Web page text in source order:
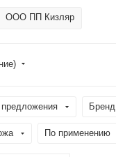
ООО ПП Кизляр
Бренд
По применению